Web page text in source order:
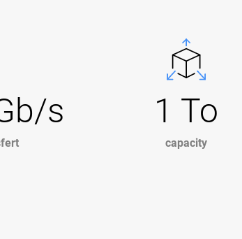
s 1 To
capacity